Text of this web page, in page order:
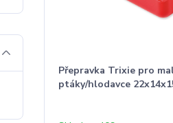
Přepravka Trixie pro
ptáky/hlodavce